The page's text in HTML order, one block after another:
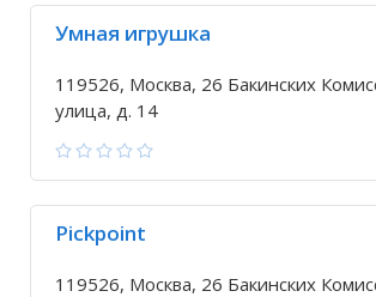
Умная игрушка
119526, Москва, 26 Бакинских
улица, д. 14
Pickpoint
119526, Москва, 26 Бакинских